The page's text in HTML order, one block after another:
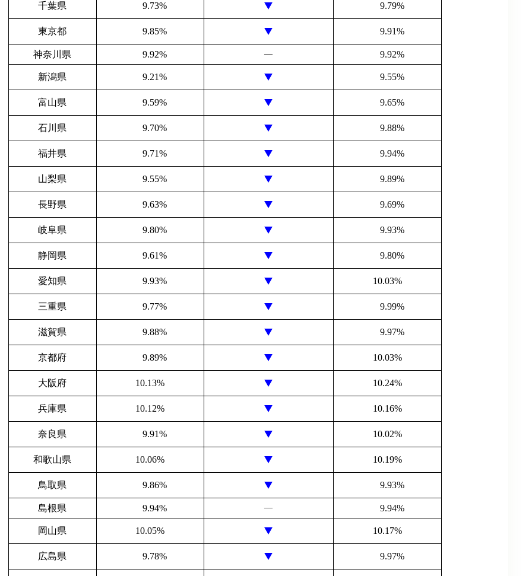
千葉県 9.73% 9.79%
東京都 9.85% 9.91%
神奈川県 9.92% ― 9.92%
新潟県 9.21% 9.55%
富山県 9.59% 9.65%
石川県 9.70% 9.88%
福井県 9.71% 9.94%
山梨県 9.55% 9.89%
長野県 9.63% 9.69%
岐阜県 9.80% 9.93%
静岡県 9.61% 9.80%
愛知県 9.93% 10.03%
三重県 9.77% 9.99%
滋賀県 9.88% 9.97%
京都府 9.89% 10.03%
大阪府 10.13% 10.24%
兵庫県 10.12% 10.16%
奈良県 9.91% 10.02%
和歌山県 10.06% 10.19%
鳥取県 9.86% 9.93%
島根県 9.94% ― 9.94%
岡山県 10.05% 10.17%
広島県 9.78% 9.97%